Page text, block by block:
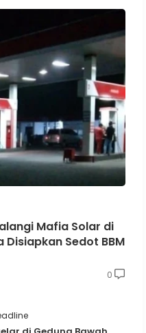
Mafia Solar di
Sedot BBM
0